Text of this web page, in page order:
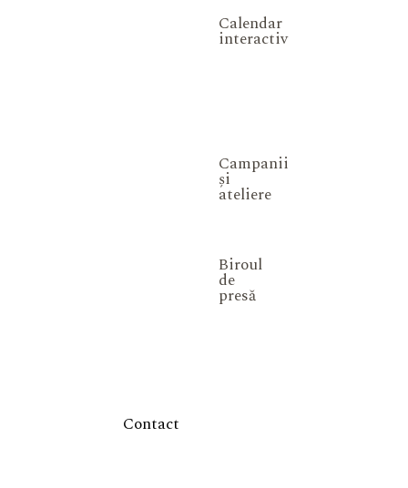
Calendar
interactiv
Campanii
și
ateliere
Biroul
de
presă
Contact